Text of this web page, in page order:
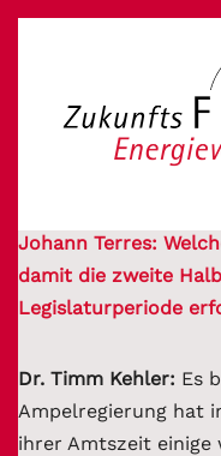
Johann Terres:
damit die zweite
Legislaturperiode
Dr. Timm Kehler: Es
Ampelregierung hat
ihrer Amtszeit einige